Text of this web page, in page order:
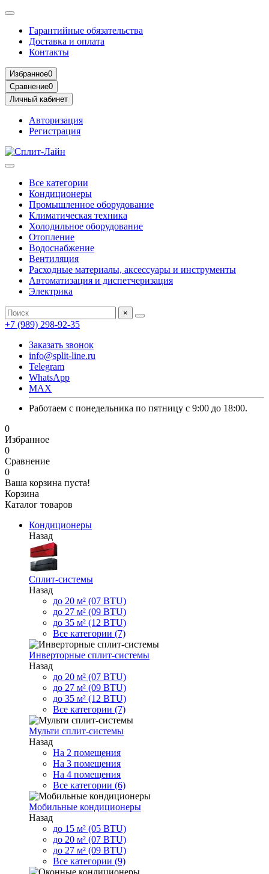
Гарантийные обязательства
Доставка и оплата
Контакты
Избранное0
Сравнение0
Личный кабинет
Авторизация
Регистрация
Все категории
Кондиционеры
Промышленное оборудование
Климатическая техника
Холодильное оборудование
Отопление
Водоснабжение
Вентиляция
Расходные материалы, аксессуары и инструменты
Автоматизация и диспетчеризация
Электрика
×
+7 (989) 298-92-35
Заказать звонок
info@split-line.ru
Telegram
WhatsApp
MAX
Работаем с понедельника по пятницу с 9:00 до 18:00.
0
Избранное
0
Сравнение
0
Ваша корзина пуста!
Корзина
Каталог товаров
Кондиционеры
Назад
Сплит-системы
Назад
до 20 м² (07 BTU)
до 27 м² (09 BTU)
до 35 м² (12 BTU)
Все категории (7)
Инверторные сплит-системы
Назад
до 20 м² (07 BTU)
до 27 м² (09 BTU)
до 35 м² (12 BTU)
Все категории (7)
Мульти сплит-системы
Назад
На 2 помещения
На 3 помещения
На 4 помещения
Все категории (6)
Мобильные кондиционеры
Назад
до 15 м² (05 BTU)
до 20 м² (07 BTU)
до 27 м² (09 BTU)
Все категории (9)